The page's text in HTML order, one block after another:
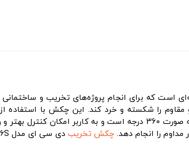
است که برای انجام پروژه‌های تخریب و
‌ها و قلم‌های تخریب را دارد. دسته کمکی این چکش قابل تنظیم به صورت 360
را انجام دهد. چکش تخریبدی سی ای مدل AZG06-6S یک